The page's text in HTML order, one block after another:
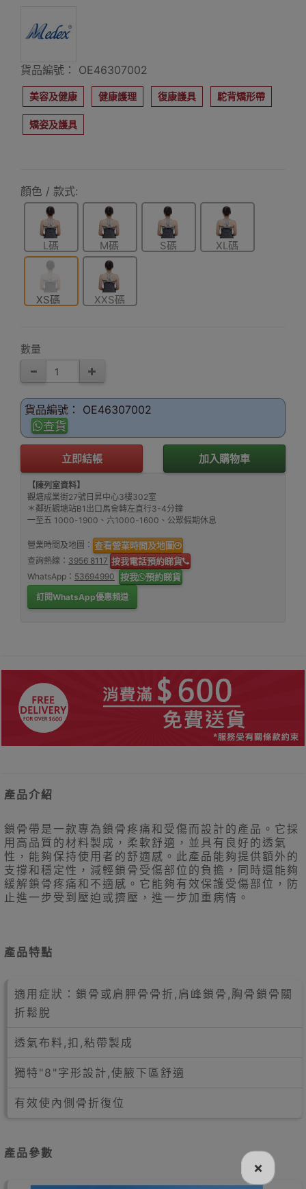
貨品編號： OE46307002
美容及健康 健康護理 復康護具 駝背矯形帶
矯姿及護具
顏色 / 款式:
L碼 M碼 S碼 XL碼
XS碼 XXS碼
數量
貨品編號： OE46307002
查貨
立即結帳 加入購物車
【陳列室資料】
觀塘成業街27號日昇中心3樓302室
＊鄰近觀塘站B1出口馬會轉左直行3-4分鐘
一至五 1000-1900、六1000-1600、公眾假期休息
營業時間及地圖： 查看營業時間及地圖
查詢熱線： 3956 8117 按我電話預約睇貨
WhatsApp： 53694990 按我 預約睇貨
訂閱WhatsApp優惠頻道
產品介紹
鎖骨帶是一款專為鎖骨疼痛和受傷而設計的產品。它採
用高品質的材料製成，柔軟舒適，並具有良好的透氣
性，能夠保持使用者的舒適感。此產品能夠提供額外的
支撐和穩定性，減輕鎖骨受傷部位的負擔，同時還能夠
緩解鎖骨疼痛和不適感。它能夠有效保護受傷部位，防
止進一步受到壓迫或擠壓，進一步加重病情。
產品特點
適用症狀：鎖骨或肩胛骨骨折,肩峰鎖骨,胸骨鎖骨關
折鬆脫
透氣布料,扣,粘帶製成
獨特"8"字形設計,使腋下區舒適
有效使內側骨折復位
產品參數
×